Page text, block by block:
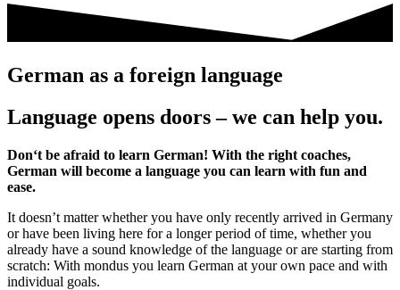
German as a foreign language
Language opens doors – we can help you.
Don‘t be afraid to learn German! With the right coaches,
German will become a language you can learn with fun and
ease.
It doesn’t matter whether you have only recently arrived in Germany
or have been living here for a longer period of time, whether you
already have a sound knowledge of the language or are starting from
scratch: With mondus you learn German at your own pace and with
individual goals.